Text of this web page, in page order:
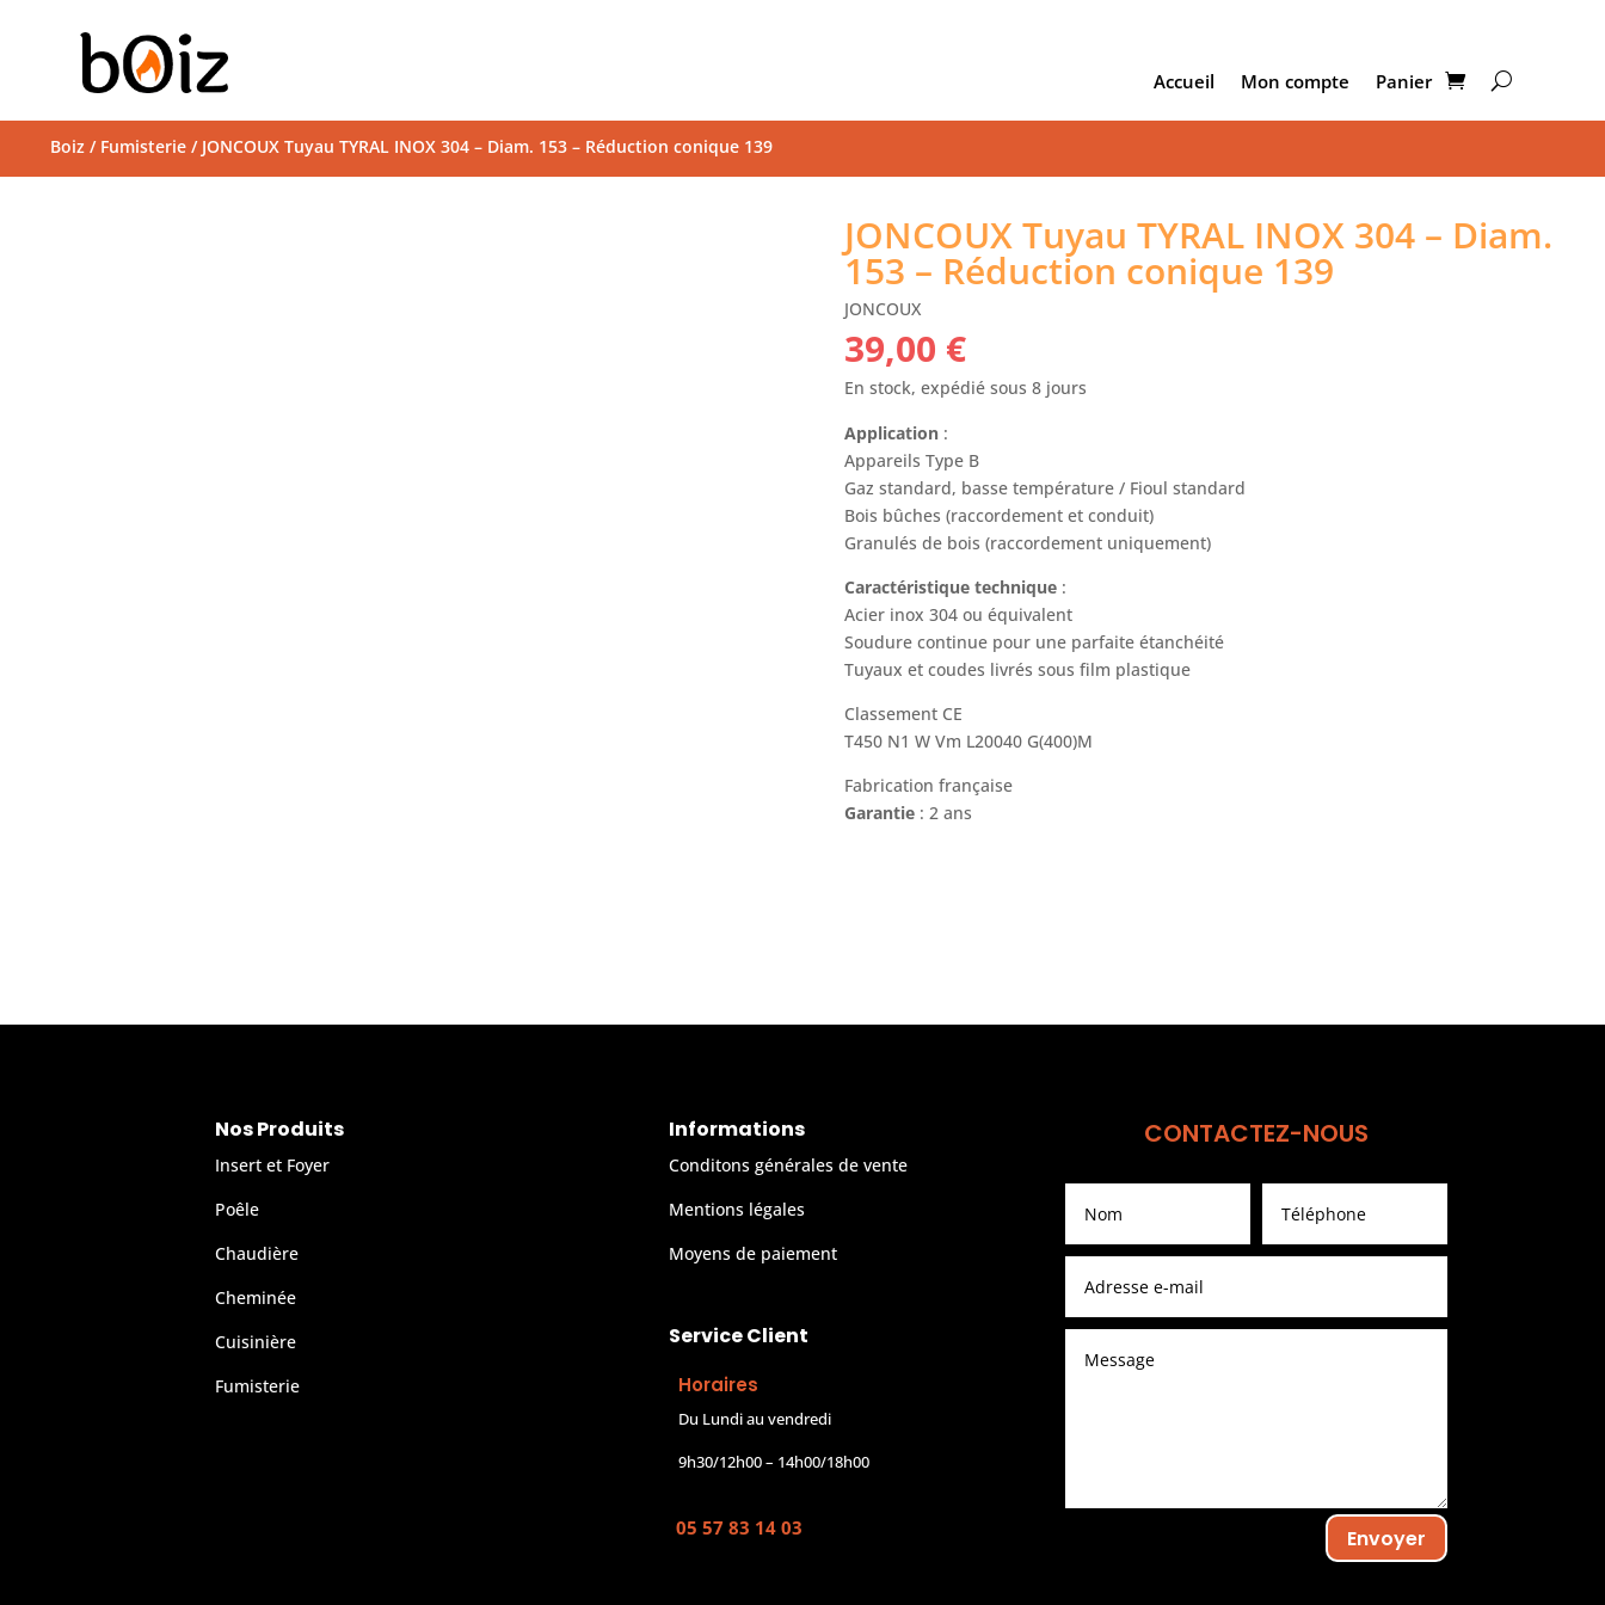
Accueil Mon compte Panier
Boiz / Fumisterie / JONCOUX Tuyau TYRAL INOX 304 – Diam. 153 – Réduction conique 139
JONCOUX Tuyau TYRAL INOX 304 – Diam.
153 – Réduction conique 139
JONCOUX
39,00 €
En stock, expédié sous 8 jours
Application :
Appareils Type B
Gaz standard, basse température / Fioul standard
Bois bûches (raccordement et conduit)
Granulés de bois (raccordement uniquement)
Caractéristique technique :
Acier inox 304 ou équivalent
Soudure continue pour une parfaite étanchéité
Tuyaux et coudes livrés sous film plastique
Classement CE
T450 N1 W Vm L20040 G(400)M
Fabrication française
Garantie : 2 ans
Nos Produits
Insert et Foyer
Poêle
Chaudière
Cheminée
Cuisinière
Fumisterie
Informations
Conditons générales de vente
Mentions légales
Moyens de paiement
Service Client
Horaires
Du Lundi au vendredi
9h30/12h00 – 14h00/18h00
05 57 83 14 03
CONTACTEZ-NOUS
Envoyer